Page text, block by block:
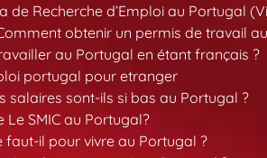
de Recherche d’Emploi au Portugal
obtenir un permis de travail
au Portugal en étant français ?
portugal pour etranger
salaires sont-ils si bas au Portugal ?
Le SMIC au Portugal?
faut-il pour vivre au Portugal ?